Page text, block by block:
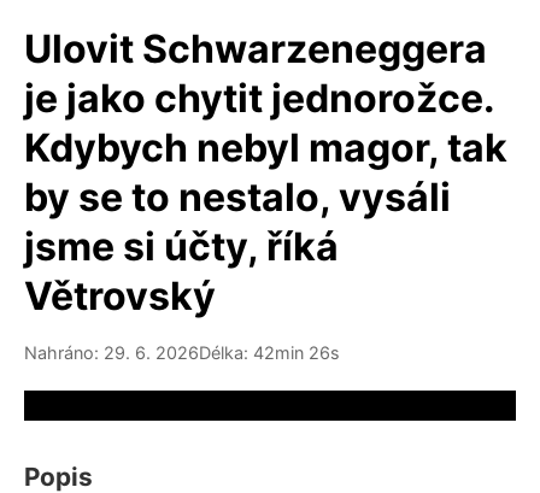
Ulovit Schwarzeneggera
je jako chytit jednorožce.
Kdybych nebyl magor, tak
by se to nestalo, vysáli
jsme si účty, říká
Větrovský
Nahráno: 29. 6. 2026Délka: 42min 26s
Popis